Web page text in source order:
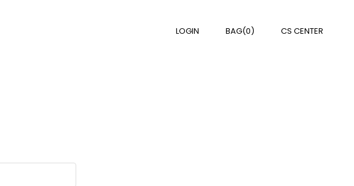
LOGIN BAG(0) CS CENTER